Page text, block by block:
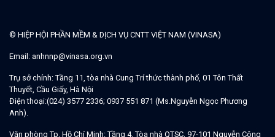
© HIỆP HỘI PHẦN MỀM & DỊCH VỤ CNTT VIỆT NAM (VINASA)
Email: anhnnp@vinasa.org.vn
Trụ sở chính: Tầng 11, tòa nhà Cung Trí thức thành phố, 01 Tôn Thất
Thuyết, Cầu Giấy, Hà Nội
Điện thoại:(024) 3577 2336; 0937 551 871 (Ms.Nguyễn Ngọc Phương
Anh).
Văn phòng Tp. Hồ Chí Minh: Tầng 4, Tòa nhà QTSC, 97-101 Nguyễn Công